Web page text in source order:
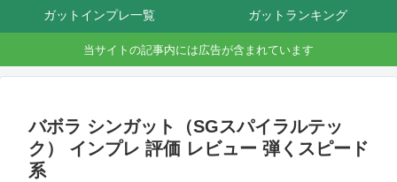
ガットインプレ一覧 ガットランキング
当サイトの記事内には広告が含まれています
バボラ シンガット（SGスパイラルテッ
ク） インプレ 評価 レビュー 弾くスピード
系